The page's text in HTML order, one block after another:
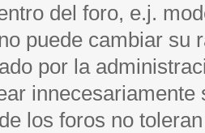
del foro, e.j.
puede cambiar su
por la
los foros no